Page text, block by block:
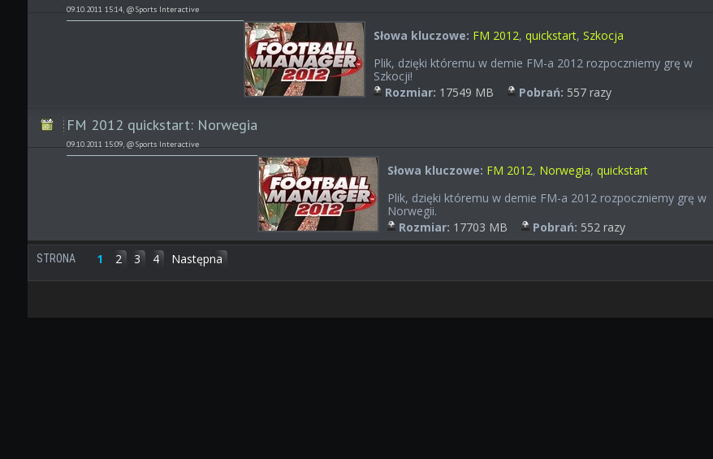
09.10.2011 15:14, @Sports Interactive
Słowa kluczowe: FM 2012, quickstart, Szkocja
Plik, dzięki któremu w demie FM-a 2012 rozpoczniemy grę w
Szkocji!
Rozmiar: 17549 MB Pobrań: 557 razy
FM 2012 quickstart: Norwegia
09.10.2011 15:09, @Sports Interactive
Słowa kluczowe: FM 2012, Norwegia, quickstart
Plik, dzięki któremu w demie FM-a 2012 rozpoczniemy grę w
Norwegii.
Rozmiar: 17703 MB Pobrań: 552 razy
STRONA 1 2 3 4 Następna